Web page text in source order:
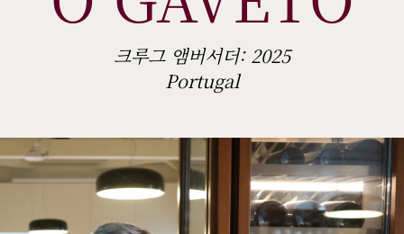
크루그 앰버서더: 2025
Portugal